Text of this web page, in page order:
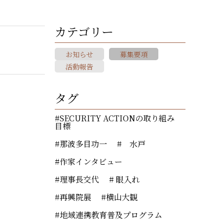
カテゴリー
お知らせ
募集要項
活動報告
タグ
SECURITY ACTIONの取り組み
目標
那波多目功一
水戸
作家インタビュー
理事長交代
眼入れ
再興院展
横山大観
地域連携教育普及プログラム